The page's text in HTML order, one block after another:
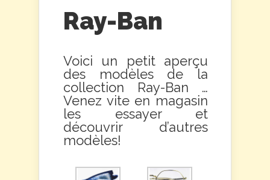
Ray-Ban
Voici un petit aperçu
des modèles de la
collection Ray-Ban …
Venez vite en magasin
les essayer et
découvrir d’autres
modèles!